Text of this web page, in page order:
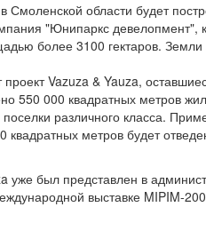
Смоленской области будет
"Юнипаркс девелопмент",
более 3100 гектаров.
Vazuza & Yauza,
550 000 квадратных метров
различного класса.
квадратных метров будет
уже был представлен в
выставке MIPIM-